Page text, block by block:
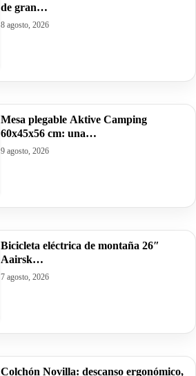
de gran…
8 agosto, 2026
Mesa plegable Aktive Camping
60x45x56 cm: una…
9 agosto, 2026
Bicicleta eléctrica de montaña 26″
Aairsk…
7 agosto, 2026
Colchón Novilla: descanso ergonómico,